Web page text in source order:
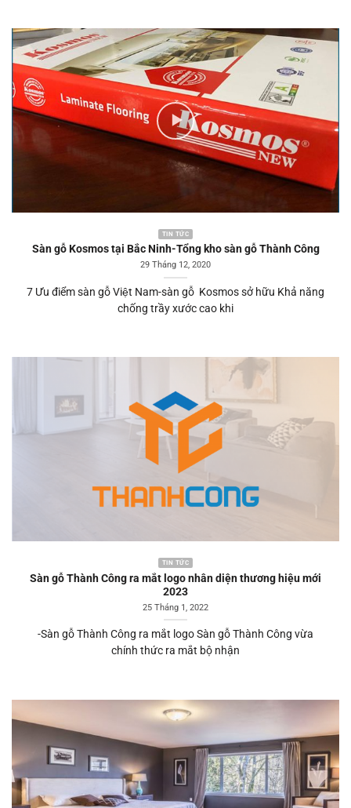
TIN TỨC
Sàn gỗ Kosmos tại Bắc Ninh-Tổng kho sàn gỗ Thành Công
29 Tháng 12, 2020
7 Ưu điểm sàn gỗ Việt Nam-sàn gỗ Kosmos sở hữu Khả năng
chống trầy xước cao khi
TIN TỨC
Sàn gỗ Thành Công ra mắt logo nhân diện thương hiệu mới
2023
25 Tháng 1, 2022
-Sàn gỗ Thành Công ra mắt logo Sàn gỗ Thành Công vừa
chính thức ra mắt bộ nhận